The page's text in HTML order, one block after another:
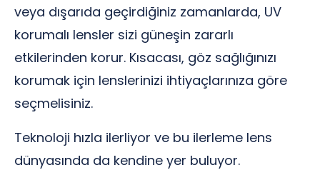
veya dışarıda geçirdiğiniz zamanlarda, UV
korumalı lensler sizi güneşin zararlı
etkilerinden korur. Kısacası, göz sağlığınızı
korumak için lenslerinizi ihtiyaçlarınıza göre
seçmelisiniz.
Teknoloji hızla ilerliyor ve bu ilerleme lens
dünyasında da kendine yer buluyor.